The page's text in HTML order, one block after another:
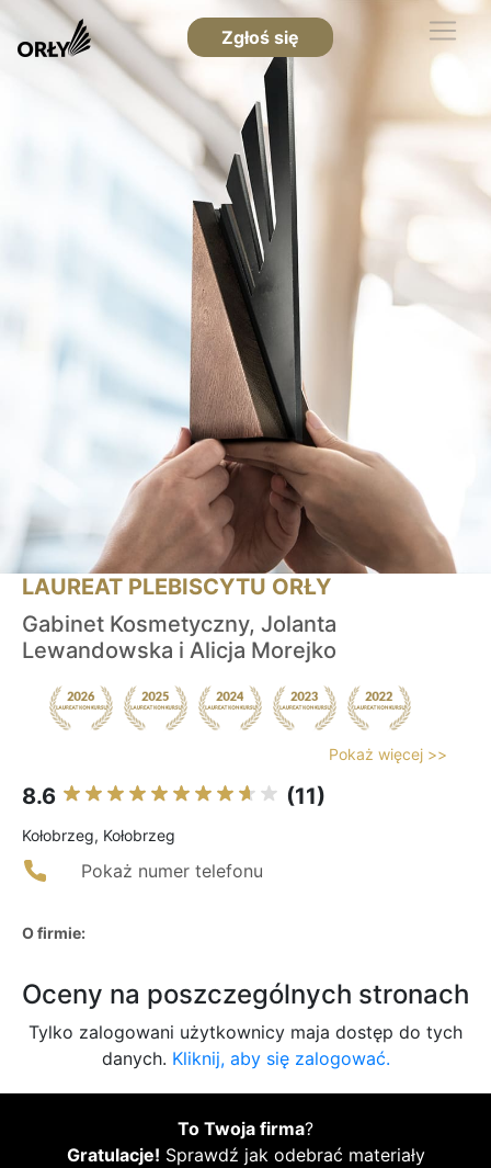
Zgłoś się
LAUREAT PLEBISCYTU ORŁY
Gabinet Kosmetyczny, Jolanta
Lewandowska i Alicja Morejko
Pokaż więcej >>
8.6 (11)
Kołobrzeg, Kołobrzeg
Pokaż numer telefonu
O firmie:
Oceny na poszczególnych stronach
Tylko zalogowani użytkownicy maja dostęp do tych
danych. Kliknij, aby się zalogować.
To Twoja firma?
Gratulacje! Sprawdź jak odebrać materiały